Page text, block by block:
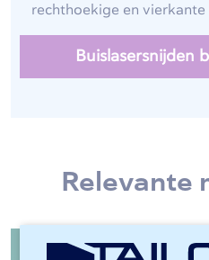
rechthoekige en vierkante
Buislasersnijden
Relevante